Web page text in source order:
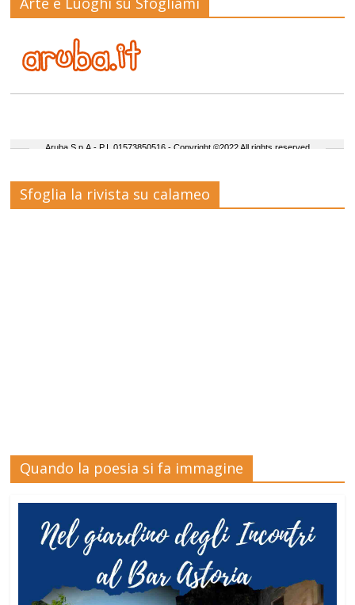
Sfoglia la rivista su calameo
Quando la poesia si fa immagine